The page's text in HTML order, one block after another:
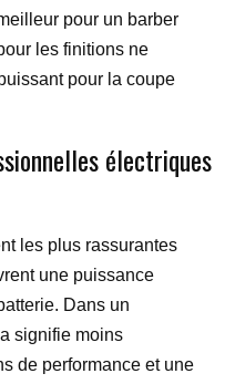
pour un barber
les finitions ne
pour la coupe
électriques
les plus rassurantes
une puissance
Dans un
signifie moins
de performance et une